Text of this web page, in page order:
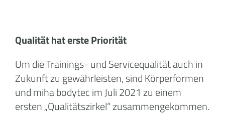
Qualität hat erste Priorität
Um die Trainings- und Servicequalität auch in
Zukunft zu gewährleisten, sind Körperformen
und miha bodytec im Juli 2021 zu einem
ersten „Qualitätszirkel“ zusammengekommen.